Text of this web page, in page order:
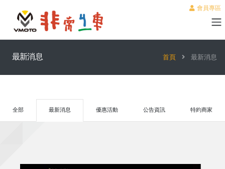
會員專區
最新消息 首頁 最新消息
全部 最新消息 優惠活動 公告資訊 特約商家